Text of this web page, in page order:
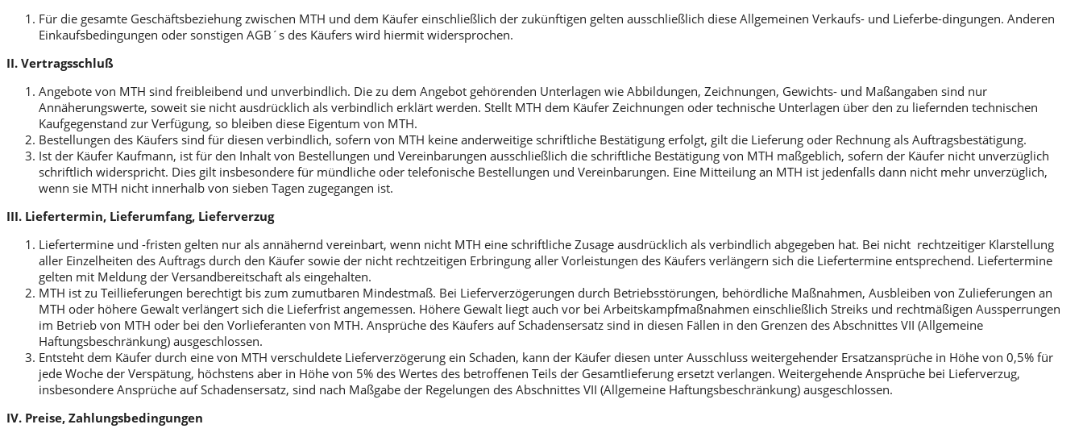
Für die gesamte Geschäftsbeziehung zwischen MTH und dem Käufer einschließlich der zukünftigen gelten ausschließlich diese Allgemeinen Verkaufs- und Lieferbe-dingungen. Anderen
Einkaufsbedingungen oder sonstigen AGB´s des Käufers wird hiermit widersprochen.
II. Vertragsschluß
Angebote von MTH sind freibleibend und unverbindlich. Die zu dem Angebot gehörenden Unterlagen wie Abbildungen, Zeichnungen, Gewichts- und Maßangaben sind nur
Annäherungswerte, soweit sie nicht ausdrücklich als verbindlich erklärt werden. Stellt MTH dem Käufer Zeichnungen oder technische Unterlagen über den zu liefernden technischen
Kaufgegenstand zur Verfügung, so bleiben diese Eigentum von MTH.
Bestellungen des Käufers sind für diesen verbindlich, sofern von MTH keine anderweitige schriftliche Bestätigung erfolgt, gilt die Lieferung oder Rechnung als Auftragsbestätigung.
Ist der Käufer Kaufmann, ist für den Inhalt von Bestellungen und Vereinbarungen ausschließlich die schriftliche Bestätigung von MTH maßgeblich, sofern der Käufer nicht unverzüglich
schriftlich widerspricht. Dies gilt insbesondere für mündliche oder telefonische Bestellungen und Vereinbarungen. Eine Mitteilung an MTH ist jedenfalls dann nicht mehr unverzüglich,
wenn sie MTH nicht innerhalb von sieben Tagen zugegangen ist.
III. Liefertermin, Lieferumfang, Lieferverzug
Liefertermine und -fristen gelten nur als annähernd vereinbart, wenn nicht MTH eine schriftliche Zusage ausdrücklich als verbindlich abgegeben hat. Bei nicht rechtzeitiger Klarstellung
aller Einzelheiten des Auftrags durch den Käufer sowie der nicht rechtzeitigen Erbringung aller Vorleistungen des Käufers verlängern sich die Liefertermine entsprechend. Liefertermine
gelten mit Meldung der Versandbereitschaft als eingehalten.
MTH ist zu Teillieferungen berechtigt bis zum zumutbaren Mindestmaß. Bei Lieferverzögerungen durch Betriebsstörungen, behördliche Maßnahmen, Ausbleiben von Zulieferungen an
MTH oder höhere Gewalt verlängert sich die Lieferfrist angemessen. Höhere Gewalt liegt auch vor bei Arbeitskampfmaßnahmen einschließlich Streiks und rechtmäßigen Aussperrungen
im Betrieb von MTH oder bei den Vorlieferanten von MTH. Ansprüche des Käufers auf Schadensersatz sind in diesen Fällen in den Grenzen des Abschnittes VII (Allgemeine
Haftungsbeschränkung) ausgeschlossen.
Entsteht dem Käufer durch eine von MTH verschuldete Lieferverzögerung ein Schaden, kann der Käufer diesen unter Ausschluss weitergehender Ersatzansprüche in Höhe von 0,5% für
jede Woche der Verspätung, höchstens aber in Höhe von 5% des Wertes des betroffenen Teils der Gesamtlieferung ersetzt verlangen. Weitergehende Ansprüche bei Lieferverzug,
insbesondere Ansprüche auf Schadensersatz, sind nach Maßgabe der Regelungen des Abschnittes VII (Allgemeine Haftungsbeschränkung) ausgeschlossen.
IV. Preise, Zahlungsbedingungen